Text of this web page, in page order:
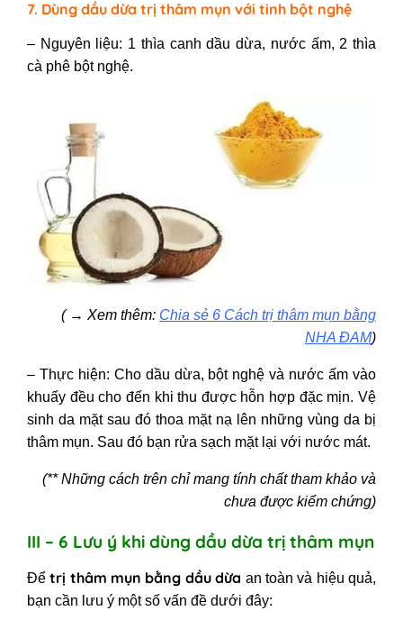
7. Dùng dầu dừa trị thâm mụn với tinh bột nghệ
– Nguyên liệu: 1 thìa canh dầu dừa, nước ấm, 2 thìa
cà phê bột nghệ.
( → Xem thêm: Chia sẻ 6 Cách trị thâm mụn bằng
NHA ĐAM)
– Thực hiện: Cho dầu dừa, bột nghệ và nước ấm vào
khuấy đều cho đến khi thu được hỗn hợp đặc mịn. Vệ
sinh da mặt sau đó thoa mặt nạ lên những vùng da bị
thâm mụn. Sau đó bạn rửa sạch mặt lại với nước mát.
(** Những cách trên chỉ mang tính chất tham khảo và
chưa được kiểm chứng)
III – 6 Lưu ý khi dùng dầu dừa trị thâm mụn
Để trị thâm mụn bằng dầu dừa an toàn và hiệu quả,
bạn cần lưu ý một số vấn đề dưới đây: